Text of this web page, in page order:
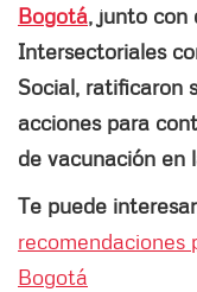
Bogotá, junto con
Intersectoriales
Social, ratificaron
acciones para
de vacunación en
Te puede
recomendaciones
Bogotá